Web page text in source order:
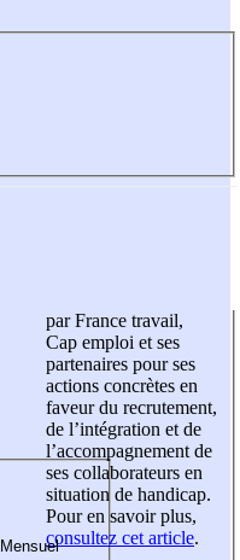
par France travail,
Cap emploi et ses
partenaires pour ses
actions concrètes en
faveur du recrutement,
de l’intégration et de
l’accompagnement de
ses collaborateurs en
situation de handicap.
Pour en savoir plus,
consultez cet article.